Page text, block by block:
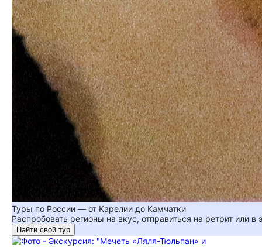
Туры по России — от Карелии до Камчатки
Распробовать регионы на вкус, отправиться на ретрит или в
Найти свой тур